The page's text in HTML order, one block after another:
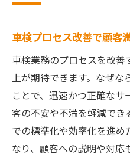
車検プロセス改善で顧客
車検業務のプロセスを改
上が期待できます。なぜな
ことで、迅速かつ正確な
客の不安や不満を軽減でき
での標準化や効率化を進
なり、顧客への説明や対応